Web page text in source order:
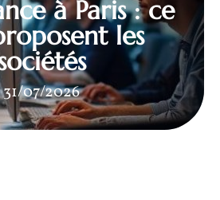
à Paris : ce
les
31/07/2026